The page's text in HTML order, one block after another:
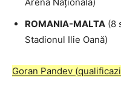
ROMANIA-MALTA (8
Stadionul Ilie Oană)
Goran Pandev (